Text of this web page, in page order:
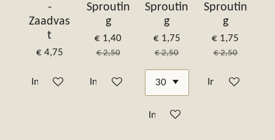
-
Zaadvas
t
€ 4,75
In winkelwagen
Sproutin
g
€ 1,40
€ 2,50
In winkelwagen
Sproutin
g
€ 1,75
€ 2,50
In winkelwagen
Sproutin
g
€ 1,75
€ 2,50
In winkelwagen